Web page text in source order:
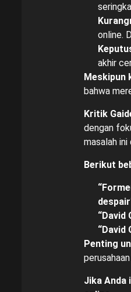
online.
akhir
Meskipun
bahwa
Kritik
dengan
masalah
Berikut
“David
“David
Penting
Jika Anda